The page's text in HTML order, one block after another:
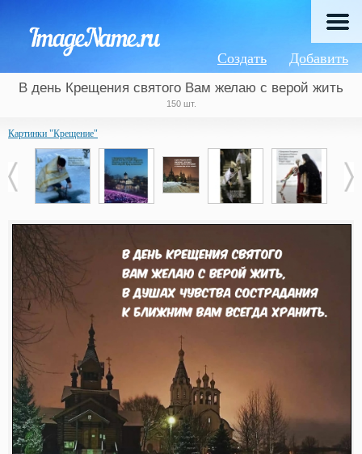
Добавить
Создать
В день Крещения святого Вам желаю с верой жить
150 шт.
Картинки "Крещение"